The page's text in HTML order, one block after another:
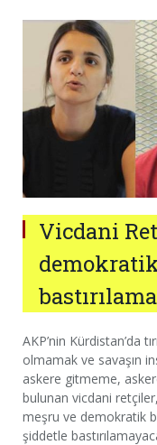
Vicdani
AKP’nin Kürdistan’da
olmamak ve savaşın
askere gitmeme,
bulunan vicdani
meşru ve demokratik
şiddetle